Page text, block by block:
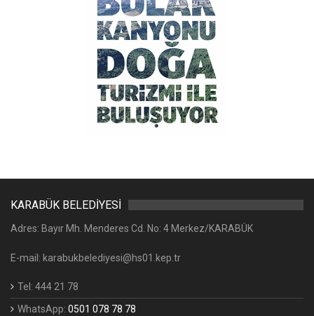
KARABÜK BELEDİYESİ
Adres: Bayır Mh. Menderes Cd. No: 4 Merkez/KARABÜK
E-mail: karabukbelediyesi@hs01.kep.tr
Tel: 444 21 78
WhatsApp: 0501 078 78 78